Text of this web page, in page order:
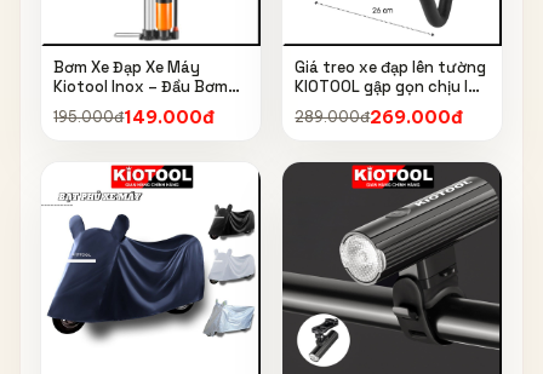
Bơm Xe Đạp Xe Máy
Kiotool Inox – Đầu Bơm
Thông Minh, Kèm Bơm
Bóng, Đồng Hồ 160 PSI
195.000đ149.000đ
Giá treo xe đạp lên tường
KIOTOOL gập gọn chịu lực
cao kèm móc treo mũ bảo
hiểm
289.000đ269.000đ